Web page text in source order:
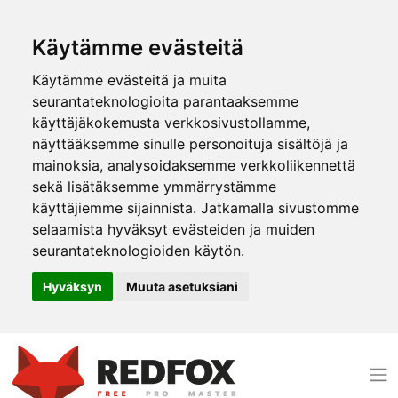
Käytämme evästeitä
Käytämme evästeitä ja muita
seurantateknologioita parantaaksemme
käyttäjäkokemusta verkkosivustollamme,
näyttääksemme sinulle personoituja sisältöjä ja
mainoksia, analysoidaksemme verkkoliikennettä
sekä lisätäksemme ymmärrystämme
käyttäjiemme sijainnista. Jatkamalla sivustomme
selaamista hyväksyt evästeiden ja muiden
seurantateknologioiden käytön.
Hyväksyn Muuta asetuksiani